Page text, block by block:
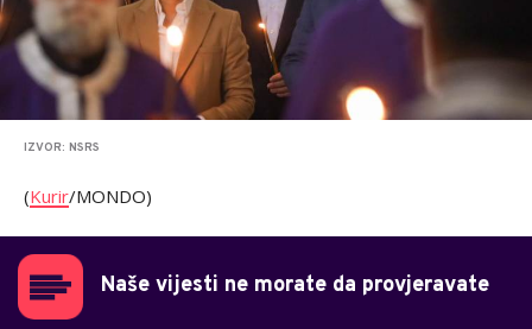
IZVOR: NSRS
(Kurir/MONDO)
Naše vijesti ne morate da provjeravate